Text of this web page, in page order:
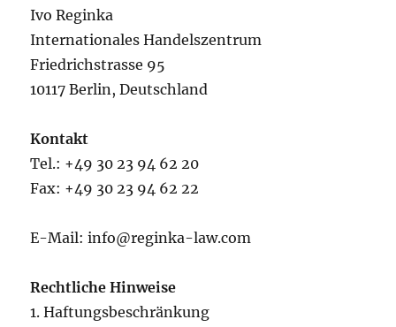
Ivo Reginka
Internationales Handelszentrum
Friedrichstrasse 95
10117 Berlin, Deutschland
Kontakt
Tel.: +49 30 23 94 62 20
Fax: +49 30 23 94 62 22
E-Mail: info@reginka-law.com
Rechtliche Hinweise
1. Haftungsbeschränkung